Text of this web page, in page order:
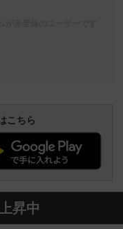
こちら
昇中